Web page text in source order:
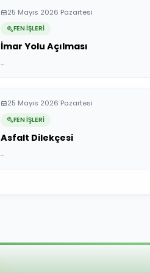
25 Mayıs 2026 Pazartesi
FEN İŞLERİ
İmar Yolu Açılması
...
25 Mayıs 2026 Pazartesi
FEN İŞLERİ
Asfalt Dilekçesi
...